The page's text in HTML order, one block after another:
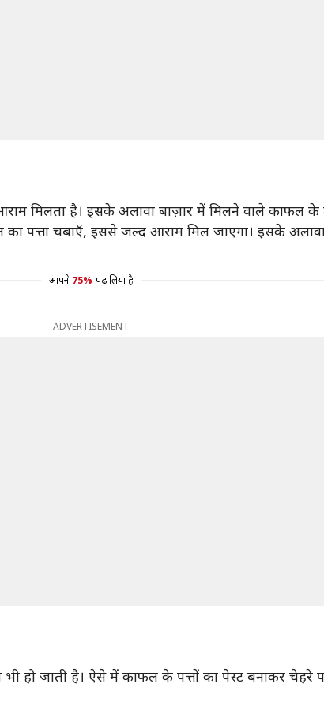
मिलता है। इसके अलावा बाज़ार में मिलने वाले काफल
का पत्ता चबाएँ, इससे जल्द आराम मिल जाएगा। इसके
आपने 75% पढ़ लिया है
ADVERTISEMENT
हो जाती है। ऐसे में काफल के पत्तों का पेस्ट बनाकर